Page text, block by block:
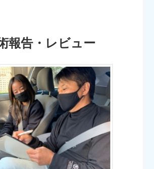
報告・レビュー